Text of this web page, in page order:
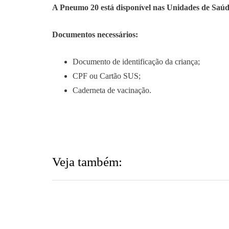
A Pneumo 20 está disponível nas Unidades de
Documentos necessários:
Documento de identificação da criança;
CPF ou Cartão SUS;
Caderneta de vacinação.
Veja também: